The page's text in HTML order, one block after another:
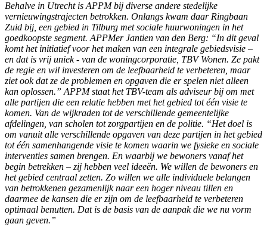
Behalve in Utrecht is APPM bij diverse andere stedelijke
vernieuwingstrajecten betrokken. Onlangs kwam daar Ringbaan
Zuid bij, een gebied in Tilburg met sociale huurwoningen in het
goedkoopste segment. APPMer Jantien van den Berg: “In dit geval
komt het initiatief voor het maken van een integrale gebiedsvisie –
en dat is vrij uniek - van de woningcorporatie, TBV Wonen. Ze pakt
de regie en wil investeren om de leefbaarheid te verbeteren, maar
ziet ook dat ze de problemen en opgaven die er spelen niet alleen
kan oplossen.” APPM staat het TBV-team als adviseur bij om met
alle partijen die een relatie hebben met het gebied tot één visie te
komen. Van de wijkraden tot de verschillende gemeentelijke
afdelingen, van scholen tot zorgpartijen en de politie. “Het doel is
om vanuit alle verschillende opgaven van deze partijen in het gebied
tot één samenhangende visie te komen waarin we fysieke en sociale
interventies samen brengen. En waarbij we bewoners vanaf het
begin betrekken – zij hebben veel ideeën. We willen de bewoners en
het gebied centraal zetten. Zo willen we alle individuele belangen
van betrokkenen gezamenlijk naar een hoger niveau tillen en
daarmee de kansen die er zijn om de leefbaarheid te verbeteren
optimaal benutten. Dat is de basis van de aanpak die we nu vorm
gaan geven.”